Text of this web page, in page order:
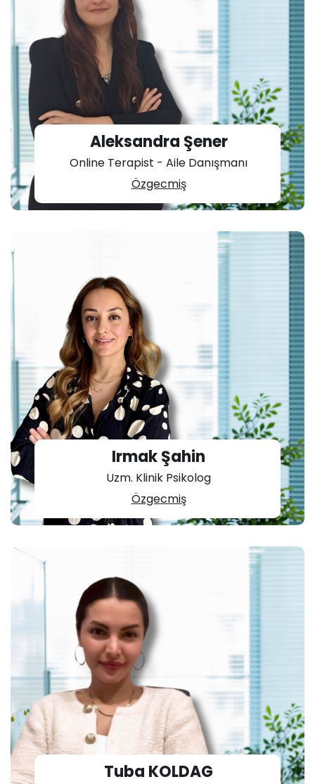
Aleksandra Şener
Online Terapist - Aile Danışmanı
Özgecmiş
Irmak Şahin
Uzm. Klinik Psikolog
Özgecmiş
Tuba KOLDAG